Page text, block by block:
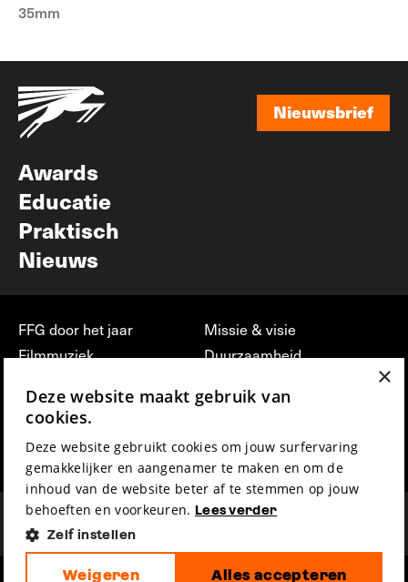
35mm
Nieuwsbrief
Awards
Educatie
Praktisch
Nieuws
FFG door het jaar
Filmmuziek
Press & Industry
Film Fest Friends
Missie & visie
Duurzaamheid
vrijwilligerswerk bij FFG
Privacy & Disclaimer
×
Deze website maakt gebruik van
cookies.
Deze website gebruikt cookies om jouw surfervaring
gemakkelijker en aangenamer te maken en om de
inhoud van de website beter af te stemmen op jouw
behoeften en voorkeuren. Lees verder
Zelf instellen
Alles accepteren
Weigeren